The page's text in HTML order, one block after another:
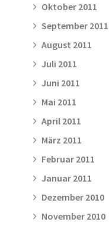
Oktober 2011
September 2011
August 2011
Juli 2011
Juni 2011
Mai 2011
April 2011
März 2011
Februar 2011
Januar 2011
Dezember 2010
November 2010